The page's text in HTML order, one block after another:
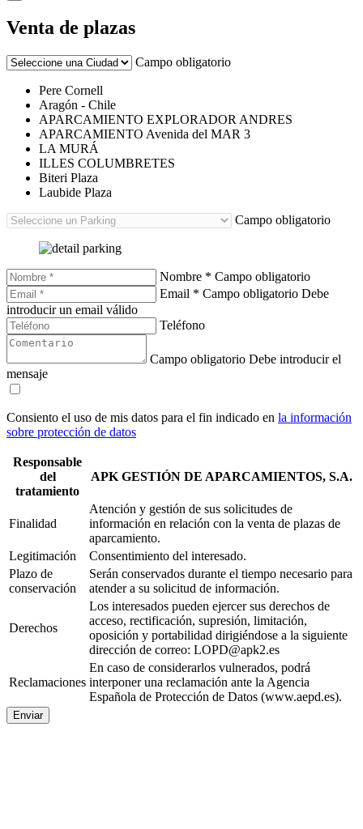
Venta de plazas
Campo obligatorio
Pere Cornell
Aragón - Chile
APARCAMIENTO EXPLORADOR ANDRES
APARCAMIENTO Avenida del MAR 3
LA MURÁ
ILLES COLUMBRETES
Biteri Plaza
Laubide Plaza
Campo obligatorio
Nombre * Campo obligatorio
Email * Campo obligatorio Debe
introducir un email válido
Teléfono
Campo obligatorio Debe introducir el
mensaje
Consiento el uso de mis datos para el fin indicado en la información
sobre protección de datos
Responsable
del
tratamiento
APK GESTIÓN DE APARCAMIENTOS, S.A.
Finalidad
Atención y gestión de sus solicitudes de
información en relación con la venta de plazas de
aparcamiento.
Legitimación
Consentimiento del interesado.
Plazo de
conservación
Serán conservados durante el tiempo necesario para
atender a su solicitud de información.
Derechos
Los interesados pueden ejercer sus derechos de
acceso, rectificación, supresión, limitación,
oposición y portabilidad dirigiéndose a la siguiente
dirección de correo: LOPD@apk2.es
Reclamaciones
En caso de considerarlos vulnerados, podrá
interponer una reclamación ante la Agencia
Española de Protección de Datos (www.aepd.es).
Enviar